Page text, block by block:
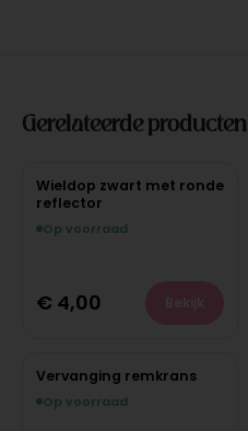
Gerelateerde producten
Wieldop zwart met ronde
reflector
Op voorraad
€ 4,00
Vervanging remkrans
Op voorraad